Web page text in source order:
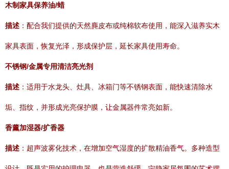
木制家具保养油/蜡
描述 ：配合我们提供的天然麂皮布或纯棉软布使用，能深入滋养实木
家具表面，恢复光泽，形成保护层，延长家具使用寿命。
不锈钢/金属专用清洁亮光剂
描述 ：适用于水龙头、灶具、冰箱门等不锈钢表面，能快速清除水
垢、指纹，并形成光亮保护膜，让金属器件常亮如新。
香薰加湿器/扩香器
描述 ：超声波雾化技术，在增加空气湿度的扩散精油香气。多种造型